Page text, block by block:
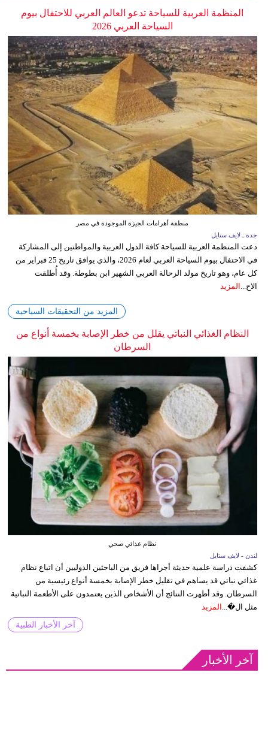
المنظمة العربية للسياحة تدعو العالم العربي للاحتفال بيوم
السياحة العربي 2026
منطقة أهرامات الجيزة الموجودة في مصر
جدة ـ لايف ستايل
دعت المنظمة العربية للسياحة كافة الدول العربية والمواطنين إلى المشاركة
في الاحتفال بيوم السياحة العربي لعام 2026، والذي يوافق تاريخ 25 فبراير من
كل عام، وهو تاريخ مولد الرحالة العربي الشهير ابن بطوطة. وقد أُطلقت
الاح... المزيد
المزيد من التحقيقات السياحية
النظام الغذائي النباتي يقلل من خطر الإصابة بخمسة أنواع من
السرطان
نظام غذائي صحي
لندن - لايف ستايل
كشفت دراسة علمية حديثة أجراها فريق من الباحثين الدوليين أن اتباع نظام
غذائي نباتي قد يساهم في تقليل خطر الإصابة بخمسة أنواع رئيسية من
السرطان. وقد أظهرت النتائج أن الأشخاص الذين يعتمدون على الأطعمة النباتية
مثل ال�...
المزيد
آخر الأخبار الطبية
آخر الأخبار